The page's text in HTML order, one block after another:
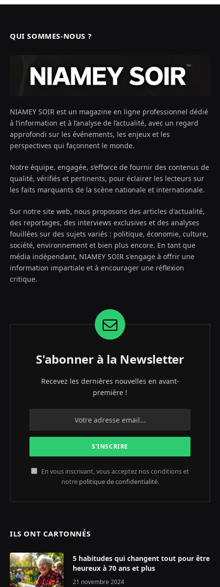
QUI SOMMES-NOUS ?
NIAMEY SOIR est un magazine en ligne professionnel dédié
à l’information et à l’analyse de l’actualité, avec un regard
approfondi sur les événements, les enjeux et les
perspectives qui façonnent le monde.
Notre équipe, engagée, s’efforce de fournir des contenus de
qualité, vérifiés et pertinents, pour éclairer les lecteurs sur
les faits marquants de la scène nationale et internationale.
Sur notre site web, nous proposons des articles d'actualité,
des reportages, des interviews exclusives et des analyses
fouillées sur des sujets variés : politique, économie, culture,
société, environnement et bien plus encore. En tant que
média indépendant, NIAMEY SOIR s'engage à offrir une
information impartiale et à encourager une réflexion
critique.
S'abonner à la Newsletter
Recevez les dernières nouvelles en avant-
première !
En vous inscrivant, vous acceptez nos conditions et
notre politique de confidentialité.
ILS ONT CARTONNÉS
5 habitudes qui changent tout pour être
heureux à 70 ans et plus
21 novembre 2024